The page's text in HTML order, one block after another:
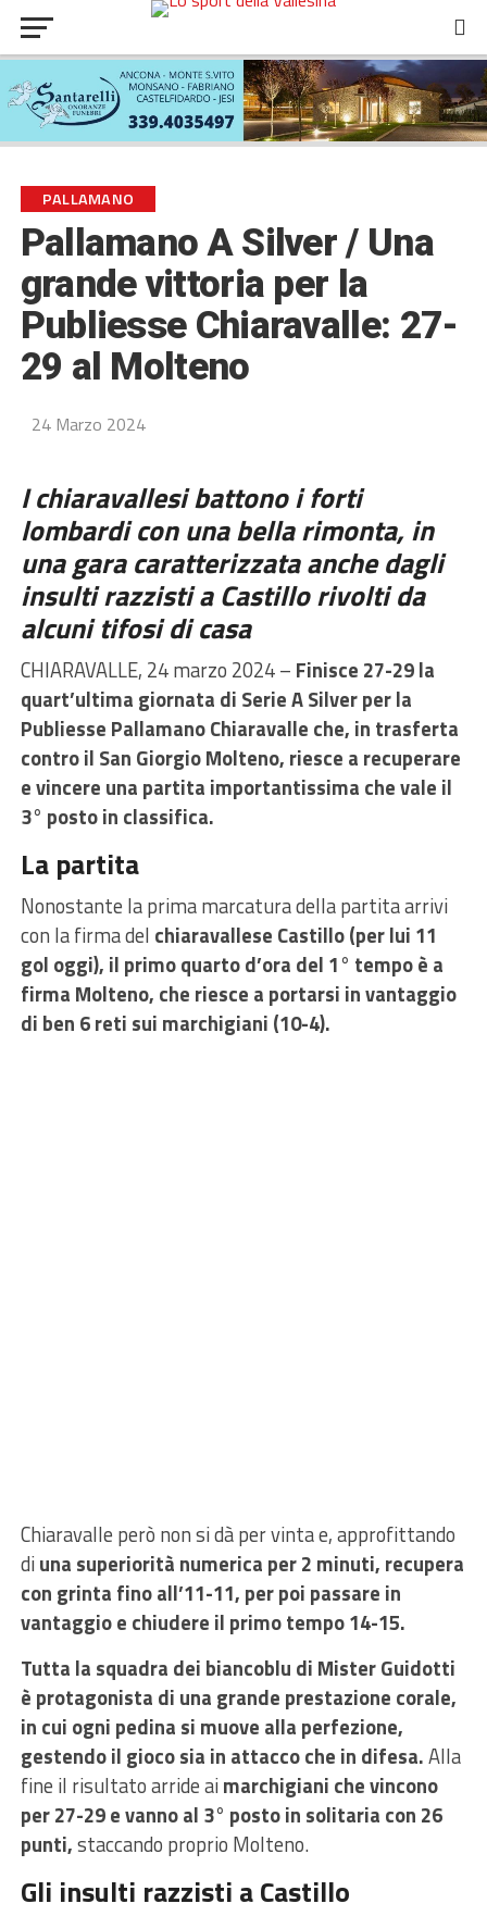
PALLAMANO
Pallamano A Silver / Una
grande vittoria per la
Publiesse Chiaravalle: 27-
29 al Molteno
24 Marzo 2024
I chiaravallesi battono i forti
lombardi con una bella rimonta, in
una gara caratterizzata anche dagli
insulti razzisti a Castillo rivolti da
alcuni tifosi di casa
CHIARAVALLE, 24 marzo 2024 – Finisce 27-29 la
quart’ultima giornata di Serie A Silver per la
Publiesse Pallamano Chiaravalle che, in trasferta
contro il San Giorgio Molteno, riesce a recuperare
e vincere una partita importantissima che vale il
3° posto in classifica.
La partita
Nonostante la prima marcatura della partita arrivi
con la firma del chiaravallese Castillo (per lui 11
gol oggi), il primo quarto d’ora del 1° tempo è a
firma Molteno, che riesce a portarsi in vantaggio
di ben 6 reti sui marchigiani (10-4).
Chiaravalle però non si dà per vinta e, approfittando
diuna superiorità numerica per 2 minuti, recupera
con grinta fino all’11-11, per poi passare in
vantaggio e chiudere il primo tempo 14-15.
Tutta la squadra dei biancoblu di Mister Guidotti
è protagonista di una grande prestazione corale,
in cui ogni pedina si muove alla perfezione,
gestendo il gioco sia in attacco che in difesa.Alla
fine il risultato arride aimarchigiani che vincono
per 27-29 e vanno al 3° posto in solitaria con 26
punti,staccando proprio Molteno.
Gli insulti razzisti a Castillo